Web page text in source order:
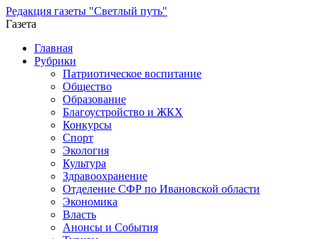
Редакция газеты "Светлый путь"
Газета
Промотать
содержимому
Главная
Рубрики
Патриотическое воспитание
Общество
Образование
Благоустройство и ЖКХ
Конкурсы
Спорт
Экология
Культура
Здравоохранение
Отделение СФР по Ивановской области
Экономика
Власть
Анонсы и События